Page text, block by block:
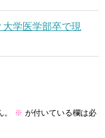
学医学部卒で現
※ が付いている欄は必